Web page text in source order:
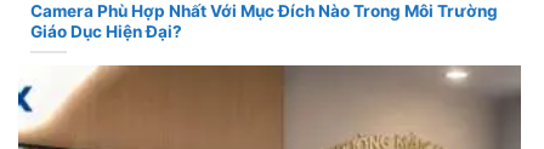
Camera Phù Hợp Nhất Với Mục Đích Nào Trong Môi Trường
Giáo Dục Hiện Đại?